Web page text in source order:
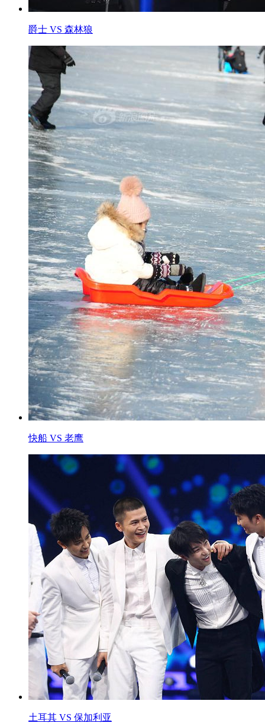
爵士 VS 森林狼
快船 VS 老鹰
土耳其 VS 保加利亚